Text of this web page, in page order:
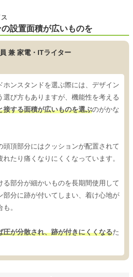
設置面積が広いものを
兼 家電・ITライター
ホンスタンドを選ぶ際には、デザイン
び方もありますが、機能性を考える
接する面積が広いものを選ぶのがかな
頭頂部分にはクッションが配置されて
たり痛くなりにくくなっています。
る部分が細かいものを長期間使用して
部分に跡が付いてしまい、着け心地が
。
圧が分散され、跡が付きにくくなるた